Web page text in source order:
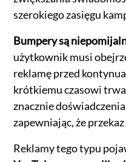
szerokiego zasięgu
Bumpery są
użytkownik musi
reklamę przed
krótkiemu czasowi
znacznie
zapewniając, że
Reklamy tego typu